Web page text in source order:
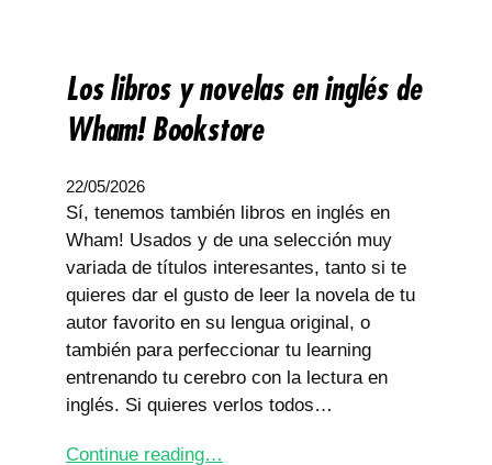
Los libros y novelas en inglés de
Wham! Bookstore
22/05/2026
Sí, tenemos también libros en inglés en
Wham! Usados y de una selección muy
variada de títulos interesantes, tanto si te
quieres dar el gusto de leer la novela de tu
autor favorito en su lengua original, o
también para perfeccionar tu learning
entrenando tu cerebro con la lectura en
inglés. Si quieres verlos todos…
Continue reading…